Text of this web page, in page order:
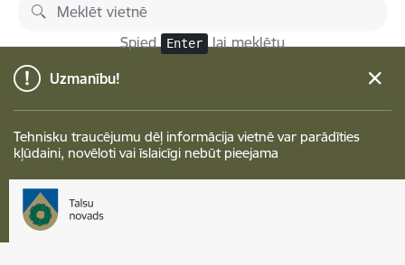
Pāriet uz lapas saturu
Spied Enter lai meklētu
Uzmanību!
Tehnisku traucējumu dēļ informācija vietnē var parādīties
kļūdaini, novēloti vai īslaicīgi nebūt pieejama